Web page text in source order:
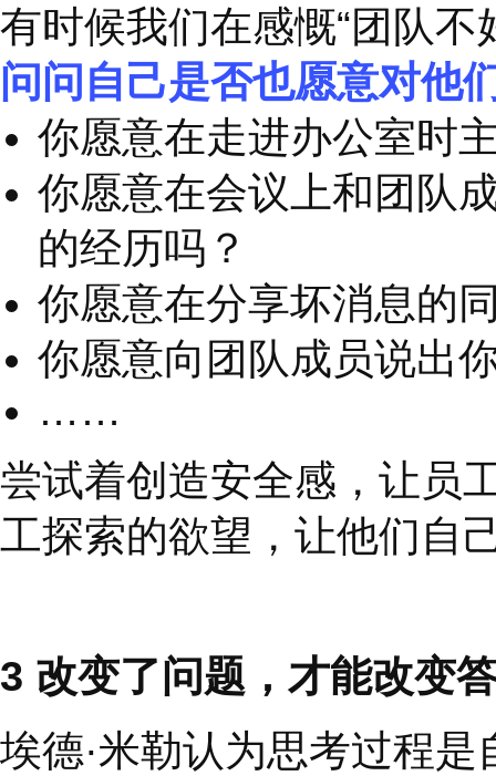
2超人不一定会飞，
埃德·米勒对员工一直
这些特质就像情绪的
忠诚，这使得员工也
通常我们会看到， 管
其实，领导者可以做
突破重围的伙伴。
问问自己是否也愿意
你愿意在走进办公